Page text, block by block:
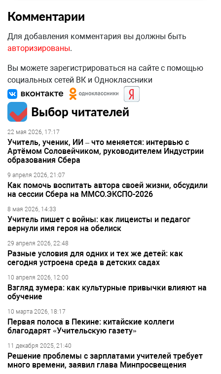
Комментарии
Для добавления комментария вы должны быть
авторизированы.
Вы можете зарегистрироваться на сайте с помощью
социальных сетей ВК и Одноклассники
Выбор читателей
22 мая 2026, 17:17
Учитель, ученик, ИИ – что меняется: интервью с
Артёмом Соловейчиком, руководителем Индустрии
образования Сбера
9 апреля 2026, 21:07
Как помочь воспитать автора своей жизни, обсудили
на сессии Сбера на ММСО.ЭКСПО-2026
8 мая 2026, 14:33
Учитель пишет с войны: как лицеисты и педагог
вернули имя героя на обелиск
29 апреля 2026, 22:48
Разные условия для одних и тех же детей: как
сегодня устроена среда в детских садах
10 апреля 2026, 12:00
Взгляд зумера: как культурные привычки влияют на
обучение
10 марта 2026, 18:17
Первая полоса в Пекине: китайские коллеги
благодарят «Учительскую газету»
11 декабря 2025, 21:40
Решение проблемы с зарплатами учителей требует
много времени, заявил глава Минпросвещения